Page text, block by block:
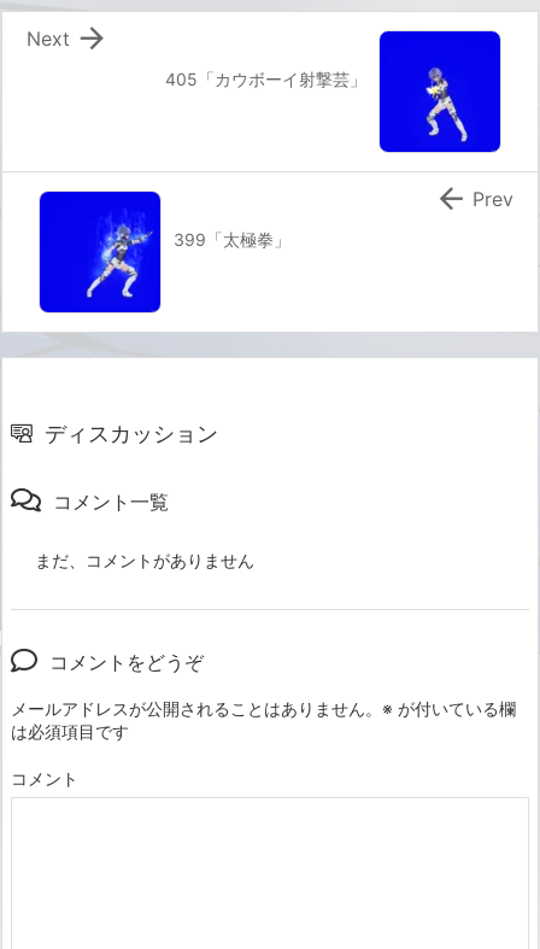
405「カウボーイ射撃芸」

Next
399「太極拳」
 Prev
ディスカッション
コメント一覧
まだ、コメントがありません
コメントをどうぞ
メールアドレスが公開されることはありません。 ※ が付いている欄
は必須項目です
コメント